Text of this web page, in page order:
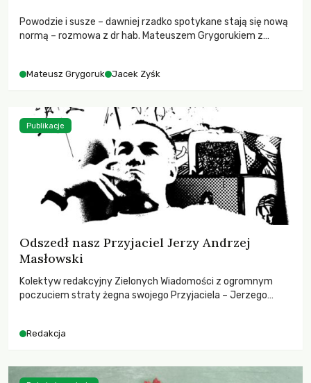
Powodzie i susze – dawniej rzadko spotykane stają się nową
normą – rozmowa z dr hab. Mateuszem Grygorukiem z
Mateusz Grygoruk Jacek Zyśk
Odszedł nasz Przyjaciel Jerzy Andrzej
Masłowski
Kolektyw redakcyjny Zielonych Wiadomości z ogromnym
poczuciem straty żegna swojego Przyjaciela – Jerzego
Redakcja
Publikacje